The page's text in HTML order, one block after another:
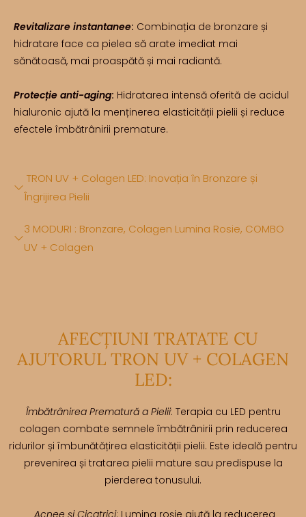
Revitalizare instantanee: Combinația de bronzare și
hidratare face ca pielea să arate imediat mai
sănătoasă, mai proaspătă și mai radiantă.
Protecție anti-aging: Hidratarea intensă oferită de acidul
hialuronic ajută la menținerea elasticității pielii și reduce
efectele îmbătrânirii premature.
TRON UV + Colagen LED: Inovația în Bronzare și
Îngrijirea Pielii
3 MODURI : Bronzare, Colagen Lumina Rosie, COMBO
UV + Colagen
AFECȚIUNI TRATATE CU
AJUTORUL TRON UV + COLAGEN
LED:
Îmbătrânirea Prematură a Pielii: Terapia cu LED pentru
colagen combate semnele îmbătrânirii prin reducerea
ridurilor și îmbunătățirea elasticității pielii. Este ideală pentru
prevenirea și tratarea pielii mature sau predispuse la
pierderea tonusului.
Acnee și Cicatrici: Lumina roșie ajută la reducerea